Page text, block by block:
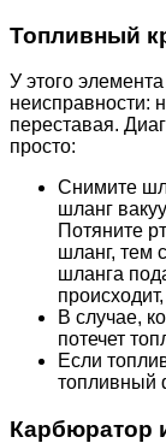
Топливный
У этого
неисправности:
переставая.
просто:
Снимите
шланг
Потяните
шланг, тем
шланга
В случае,
потечет
Если
топливный
Карбюратор